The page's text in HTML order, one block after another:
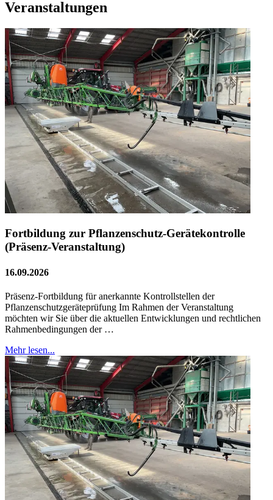
Veranstaltungen
Fortbildung zur Pflanzenschutz-Gerätekontrolle
(Präsenz-Veranstaltung)
16.09.2026
Präsenz-Fortbildung für anerkannte Kontrollstellen der
Pflanzenschutzgeräteprüfung Im Rahmen der Veranstaltung
möchten wir Sie über die aktuellen Entwicklungen und rechtlichen
Rahmenbedingungen der …
Mehr lesen...